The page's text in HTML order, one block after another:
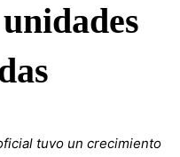
tuvo un crecimiento